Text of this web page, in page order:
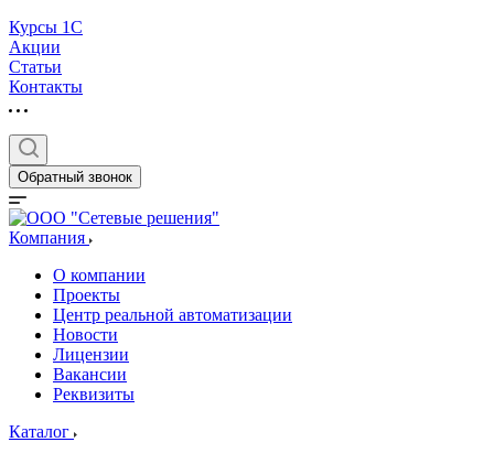
Курсы 1С
Акции
Статьи
Контакты
Обратный звонок
Компания
О компании
Проекты
Центр реальной автоматизации
Новости
Лицензии
Вакансии
Реквизиты
Каталог